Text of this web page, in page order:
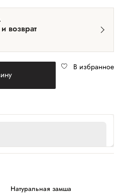
возврат
В избранное
Натуральная замша